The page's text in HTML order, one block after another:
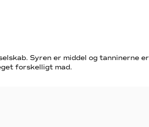
Syren er middel og tanninerne er
forskelligt mad.